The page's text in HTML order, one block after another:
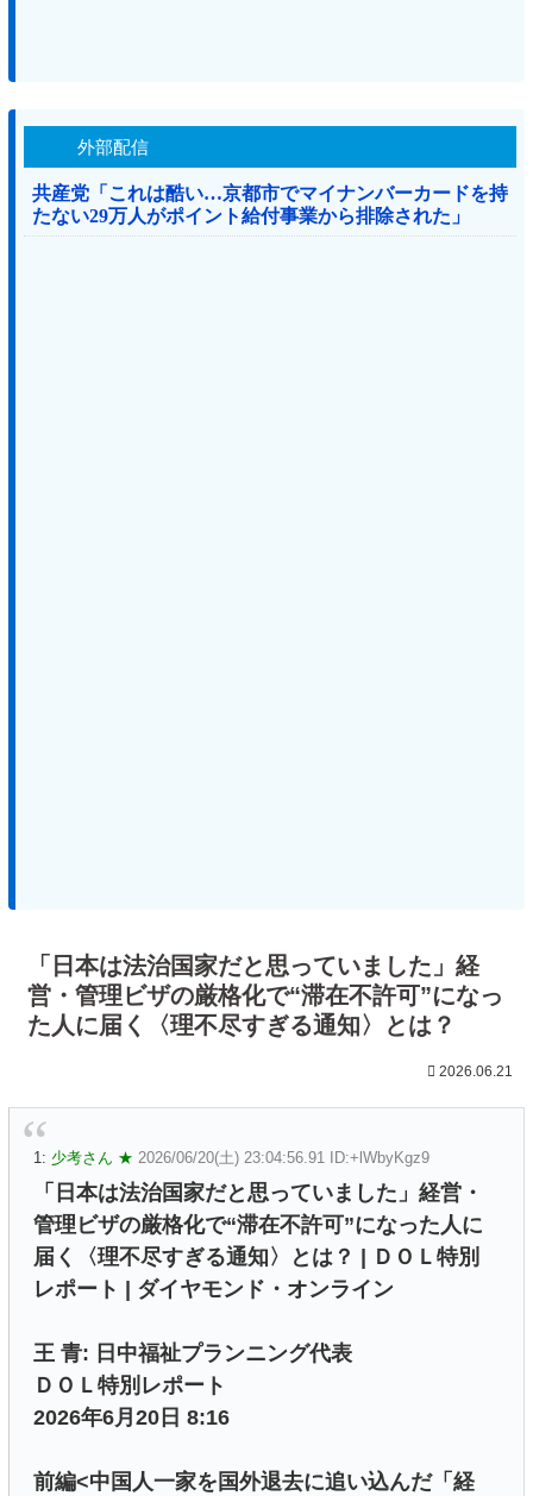
外部配信
共産党「これは酷い…京都市でマイナンバーカードを持
たない29万人がポイント給付事業から排除された」
「日本は法治国家だと思っていました」経
営・管理ビザの厳格化で“滞在不許可”になっ
た人に届く〈理不尽すぎる通知〉とは？
2026.06.21
1: 少考さん ★ 2026/06/20(土) 23:04:56.91 ID:+lWbyKgz9
「日本は法治国家だと思っていました」経営・
管理ビザの厳格化で“滞在不許可”になった人に
届く〈理不尽すぎる通知〉とは？ | ＤＯＬ特別
レポート | ダイヤモンド・オンライン
王 青: 日中福祉プランニング代表
ＤＯＬ特別レポート
2026年6月20日 8:16
前編<中国人一家を国外退去に追い込んだ「経